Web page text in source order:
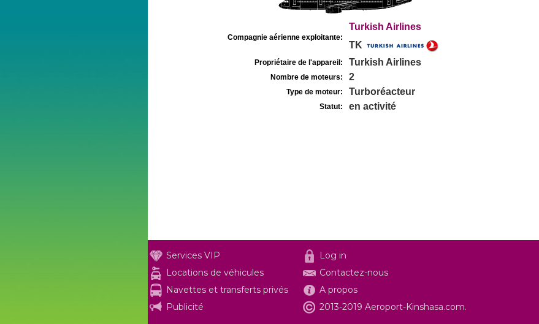
Compagnie aérienne exploitante:
Turkish Airlines
TK
Propriétaire de l'appareil: Turkish Airlines
Nombre de moteurs: 2
Type de moteur: Turboréacteur
Statut: en activité
Services VIP
Locations de véhicules
Navettes et transferts privés
Publicité
Log in
Contactez-nous
A propos
2013-2019 Aeroport-Kinshasa.com.